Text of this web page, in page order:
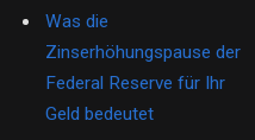
Was die
Zinserhöhungspause der
Federal Reserve für Ihr
Geld bedeutet